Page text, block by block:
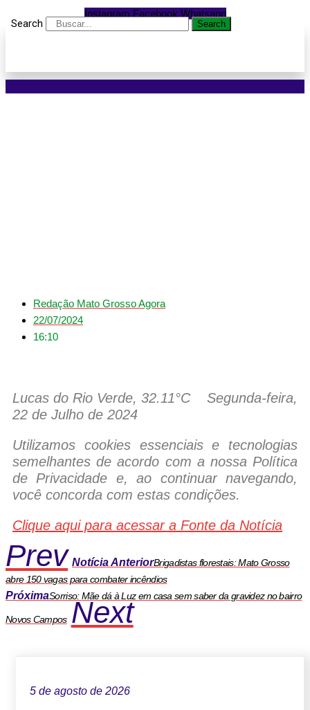
Instagram Facebook Whatsapp
Search Search
Redação Mato Grosso Agora
22/07/2024
16:10
Lucas do Rio Verde, 32.11°C
Segunda-feira,
22 de Julho de 2024
Utilizamos cookies essenciais e tecnologias
semelhantes de acordo com a nossa Política
de Privacidade e, ao continuar navegando,
você concorda com estas condições.
Clique aqui para acessar a Fonte da Notícia
Prev Notícia AnteriorBrigadistas florestais: Mato Grosso
abre 150 vagas para combater incêndios
PróximaSorriso: Mãe dá à Luz em casa sem saber da gravidez no bairro
Novos Campos Next
5 de agosto de 2026